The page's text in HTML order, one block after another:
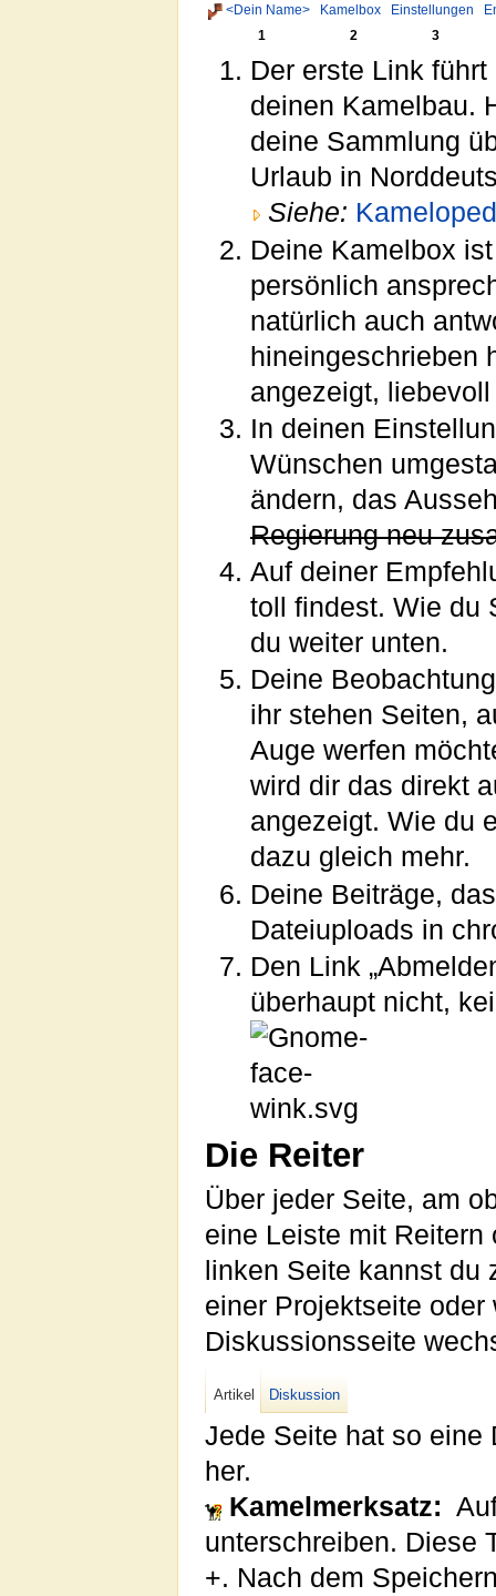
<Dein Name> Kamelbox Einstellungen
1
2 3
Der erste Link
deinen Kamelbau.
deine Sammlung
Urlaub in
Siehe:
Deine Kamelbox
persönlich
natürlich auch
hineingeschrieben
angezeigt, liebevoll
In deinen
Wünschen
ändern, das
Regierung neu
Auf deiner
toll findest. Wie du
du weiter unten.
Deine
ihr stehen Seiten,
Auge werfen
wird dir das direkt
angezeigt. Wie du
dazu gleich mehr.
Deine Beiträge,
Dateiuploads in
Den Link
überhaupt nicht,
Die Reiter
Über jeder Seite, am
eine Leiste mit Reitern
linken Seite kannst du
einer Projektseite
Diskussionsseite
Artikel Diskussion
Jede Seite hat so eine
her.
Kamelmerksatz:
unterschreiben. Diese
+. Nach dem